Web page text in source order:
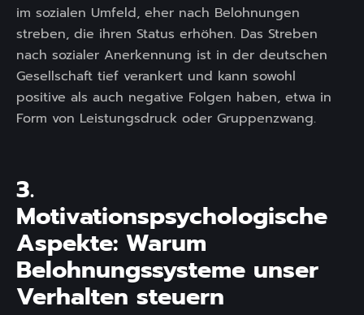
im sozialen Umfeld, eher nach Belohnungen
streben, die ihren Status erhöhen. Das Streben
nach sozialer Anerkennung ist in der deutschen
Gesellschaft tief verankert und kann sowohl
positive als auch negative Folgen haben, etwa in
Form von Leistungsdruck oder Gruppenzwang.
3.
Motivationspsychologische
Aspekte: Warum
Belohnungssysteme unser
Verhalten steuern